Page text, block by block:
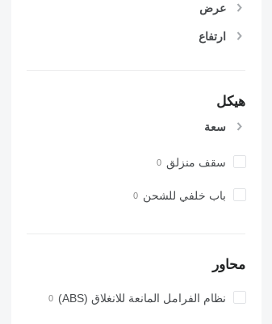
عرض
ارتفاع
هيكل
سعة
سقف منزلق
باب خلفي للشحن
محاور
نظام الفرامل المانعة للانغلاق (ABS)